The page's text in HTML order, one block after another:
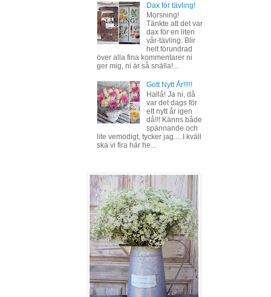
Dax för tävling!
Morsning!
Tänkte att det var
dax för en liten
vår-tävling. Blir
helt förundrad
över alla fina kommentarer ni
ger mig, ni är så snälla!...
Gott Nytt År!!!!!
Hallå! Ja ni, då
var det dags för
ett nytt år igen
då!!! Känns både
spännande och
lite vemodigt, tycker jag.... I kväll
ska vi fira här he...